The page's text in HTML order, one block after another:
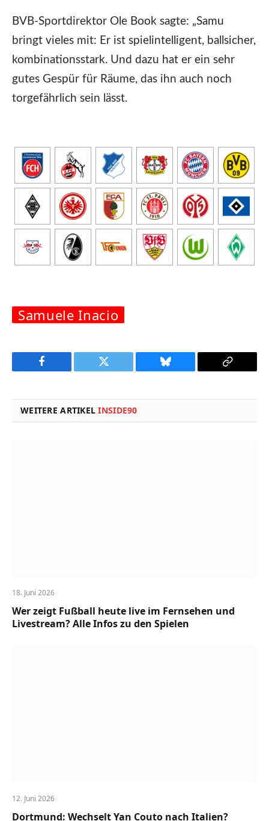
BVB-Sportdirektor Ole Book sagte: „Samu
bringt vieles mit: Er ist spielintelligent, ballsicher,
kombinationsstark. Und dazu hat er ein sehr
gutes Gespür für Räume, das ihn auch noch
torgefährlich sein lässt.
Samuele Inacio
Facebook Twitter Bluesky
Copy
WEITERE ARTIKELINSIDE90
18. Juni 2026
Wer zeigt Fußball heute live im Fernsehen und
Livestream? Alle Infos zu den Spielen
12. Juni 2026
Dortmund: Wechselt Yan Couto nach Italien?